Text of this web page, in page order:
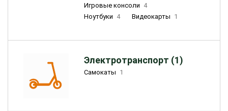
Игровые консоли 4
Ноутбуки 4 Видеокарты 1
Электротранспорт (1)
Самокаты 1